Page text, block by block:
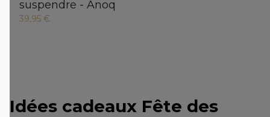
suspendre - Anoq
39,95 €
Idées cadeaux Fête des